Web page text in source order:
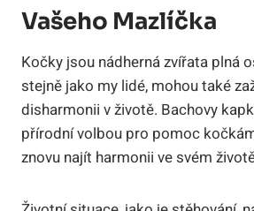
Vašeho Mazlíčka
Kočky jsou nádherná zvířata plná
stejně jako my lidé, mohou také
disharmonii v životě. Bachovy
přírodní volbou pro pomoc
znovu najít harmonii ve svém